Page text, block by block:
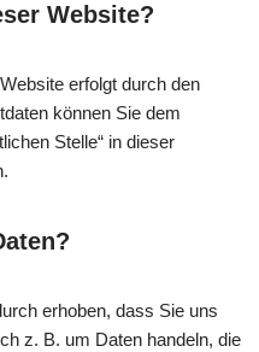
Website?
erfolgt durch den
können Sie dem
Stelle“ in dieser
erhoben, dass Sie uns
z. B. um Daten handeln, die